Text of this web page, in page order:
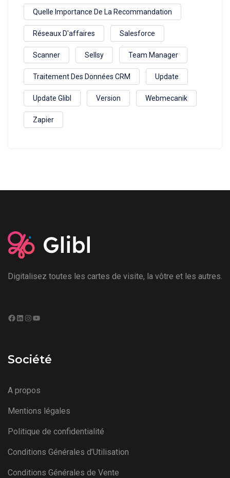
Quelle Importance De La Recommandation
Réseaux D'affaires Salesforce
Scanner Sellsy Team Manager
Traitement Des Données CRM Update
Update Glibl Version Webmecanik
Zapier
Digitalisez toutes les cartes de visite, la vôtre et les autres.
Facebook
LinkedIn
Société
A propos
Mentions légales
Politique de confidentialité
Conditions Générales d’Utilisation
Conditions Générales de Vente